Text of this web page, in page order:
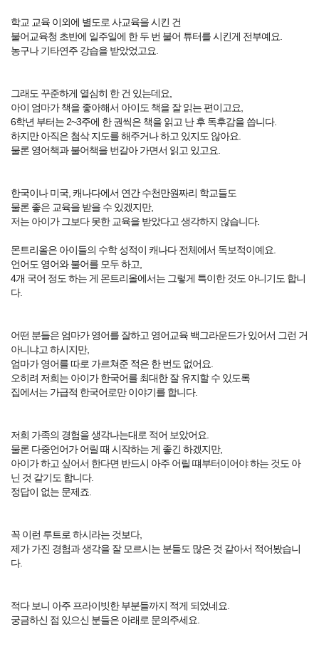
학교 교육 이외에 별도로 사교육을 시킨 건
불어교육청 초반에 일주일에 한 두 번 불어 튜터를 시킨게 전부예요.
농구나 기타연주 강습을 받았었고요.
그래도 꾸준하게 열심히 한 건 있는데요,
아이 엄마가 책을 좋아해서 아이도 책을 잘 읽는 편이고요,
6학년 부터는 2~3주에 한 권씩은 책을 읽고 난 후 독후감을 씁니다.
하지만 아직은 첨삭 지도를 해주거나 하고 있지도 않아요.
물론 영어책과 불어책을 번갈아 가면서 읽고 있고요.
한국이나 미국, 캐나다에서 연간 수천만원짜리 학교들도
물론 좋은 교육을 받을 수 있겠지만,
저는 아이가 그보다 못한 교육을 받았다고 생각하지 않습니다.
몬트리올은 아이들의 수학 성적이 캐나다 전체에서 독보적이예요.
언어도 영어와 불어를 모두 하고,
4개 국어 정도 하는 게 몬트리올에서는 그렇게 특이한 것도 아니기도 합니
다.
어떤 분들은 엄마가 영어를 잘하고 영어교육 백그라운드가 있어서 그런 거
아니냐고 하시지만,
엄마가 영어를 따로 가르쳐준 적은 한 번도 없어요.
오히려 저희는 아이가 한국어를 최대한 잘 유지할 수 있도록
집에서는 가급적 한국어로만 이야기를 합니다.
저희 가족의 경험을 생각나는대로 적어 보았어요.
물론 다중언어가 어릴 때 시작하는 게 좋긴 하겠지만,
아이가 하고 싶어서 한다면 반드시 아주 어릴 떄부터이어야 하는 것도 아
닌 것 같기도 합니다.
정답이 없는 문제죠.
꼭 이런 루트로 하시라는 것보다,
제가 가진 경험과 생각을 잘 모르시는 분들도 많은 것 같아서 적어봤습니
다.
적다 보니 아주 프라이빗한 부분들까지 적게 되었네요.
궁금하신 점 있으신 분들은 아래로 문의주세요.